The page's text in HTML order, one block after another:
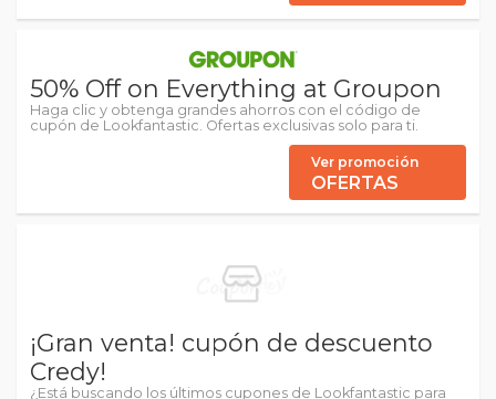
50% Off on Everything at Groupon
Haga clic y obtenga grandes ahorros con el código de
cupón de Lookfantastic. Ofertas exclusivas solo para ti.
Ver promoción
OFERTAS
¡Gran venta! cupón de descuento
Credy!
¿Está buscando los últimos cupones de Lookfantastic para